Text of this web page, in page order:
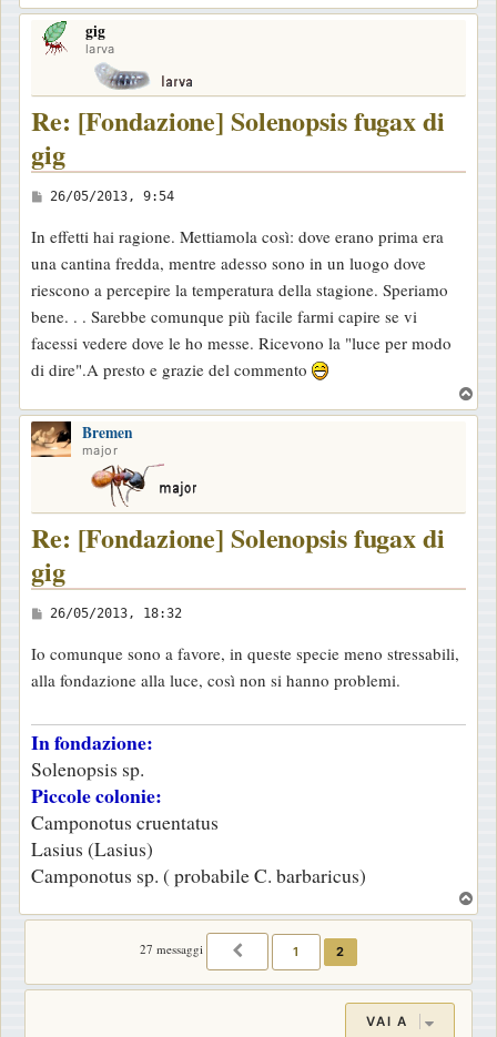
o
gig
larva
Re: [Fondazione] Solenopsis fugax di
gig
M
s
s
a
g
g
i
o
26/05/2013, 9:54
In effetti hai ragione. Mettiamola così: dove erano prima era
una cantina fredda, mentre adesso sono in un luogo dove
riescono a percepire la temperatura della stagione. Speriamo
bene. . . Sarebbe comunque più facile farmi capire se vi
facessi vedere dove le ho messe. Ricevono la "luce per modo
di dire".A presto e grazie del commento
o
Bremen
major
Re: [Fondazione] Solenopsis fugax di
gig
M
s
s
g
g
i
o
26/05/2013, 18:32
Io comunque sono a favore, in queste specie meno stressabili,
alla fondazione alla luce, così non si hanno problemi.
In fondazione:
Solenopsis sp.
Piccole colonie:
Camponotus cruentatus
Lasius (Lasius)
Camponotus sp. ( probabile C. barbaricus)
o
27 messaggi PRECEDENTE
1 2
VAI A